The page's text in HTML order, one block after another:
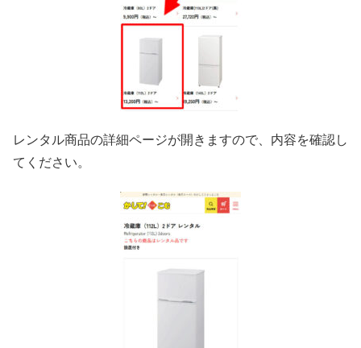
レンタル商品の詳細ページが開きますので、内容を確認し
てください。